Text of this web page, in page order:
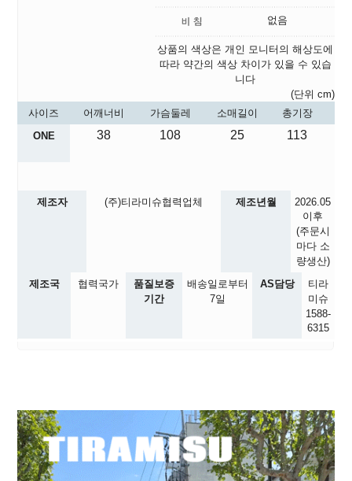
없음
상품의 색상은 개인 모니터의 해상도에
따라 약간의 색상 차이가 있을 수 있습
니다
(단위 cm)
사이즈
어깨너비 가슴둘레 소매길이
총기장
ONE
38 108 25 113
제조자 (주)티라미슈협력업체 제조년월
2026.05
이후
(주문시
마다 소
량생산)
제조국
협력국가
품질보증
기간
배송일로부터
7일
AS담당
티라
미슈
1588-
6315